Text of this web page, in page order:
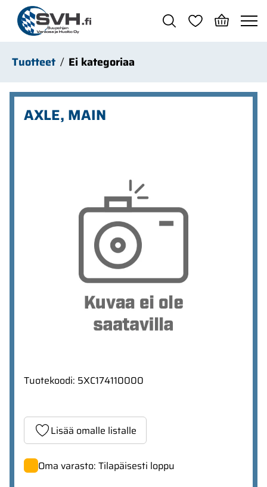
Siirry pääsisältöön
Tuotteet Ei kategoriaa
AXLE, MAIN
Tuotekoodi: 5XC174110000
Lisää omalle listalle
Oma varasto: Tilapäisesti loppu